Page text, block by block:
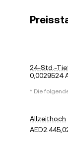
24-Std.-
0,0029524
* Die
Allzeithoch